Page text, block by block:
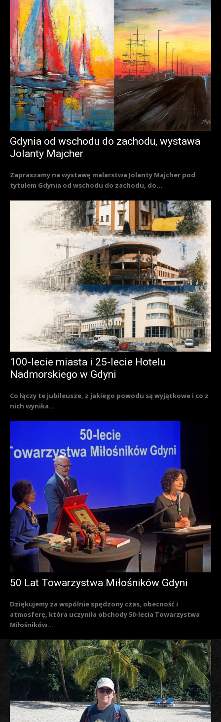
Gdynia od wschodu do zachodu, wystawa
Jolanty Majcher
Zapraszamy na wystawę malarstwa Jolanty Majcher pod
tytułem Gdynia od wschodu do zachodu, do...
100-lecie miasta i 25-lecie Hotelu
Nadmorskiego w Gdyni
Co łączy te jubileusze, z jakiego powodu są wyjątkowe i co z
nich wynika...
50 Lat Towarzystwa Miłośników Gdyni
Dziękujemy za wspólnie spędzony czas, obecność i
atmosferę, która uczyniła obchody 50-lecia Towarzystwa
Miłośników...